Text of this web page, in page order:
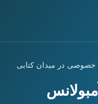
خصوصی در میدان کتابی